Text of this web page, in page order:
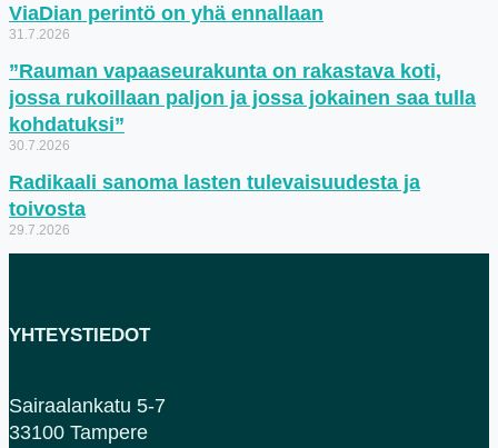
ViaDian perintö on yhä ennallaan
31.7.2026
”Rauman vapaaseurakunta on rakastava koti,
jossa rukoillaan paljon ja jossa jokainen saa tulla
kohdatuksi”
30.7.2026
Radikaali sanoma lasten tulevaisuudesta ja
toivosta
29.7.2026
YHTEYSTIEDOT
Sairaalankatu 5-7
33100 Tampere